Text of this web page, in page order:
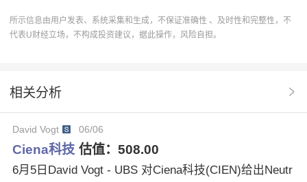
买入 高手 协作 操作 U人物 分析系统
Outperform评级
Ciena科技CIEN
所示信息由用户发表、系统采集和生成，不保证准确性 、及时性和完整性，不
代表U财经立场，不构成投资建议，据此操作，风险自担。
相关分析
David Vogt 06/06
Ciena科技 估值： 508.00
6月5日David Vogt - UBS 对Ciena科技(CIEN)给出Neutr